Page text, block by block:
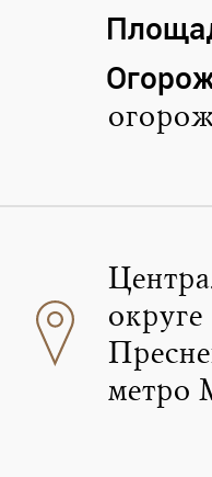
округе
метро